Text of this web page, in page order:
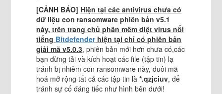
[CẢNH BÁO] Hiện tại các antivirus chưa có
dữ liệu con ransomware phiên bản v5.1
này, trên trang chủ phần mềm diệt virus nổi
tiếng Bitdefenderhiện tại chỉ có phiên bản
giải mã v5.0.3, phiên bản mới hơn chưa có,các
bạn đừng tải và kích hoạt các file (tập tin) lạ
tránh bị nhiễm con ransomware này, đuôi mã
hoá mở rộng tất cả các tập tin là*.qzjciuv, để
tránh sự cố đáng tiếc như hình bên dưới!